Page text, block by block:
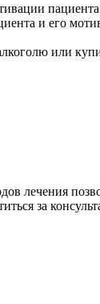
и его
или
лечения
за